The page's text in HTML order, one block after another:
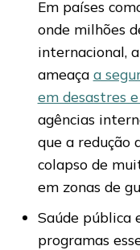
Em países
onde milhões
internacional,
ameaça a
em desastres
agências
que a redução
colapso de
em zonas de
Saúde pública
programas